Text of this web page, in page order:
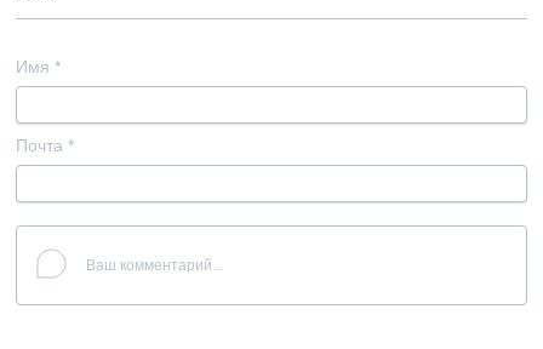
Имя *
Почта *